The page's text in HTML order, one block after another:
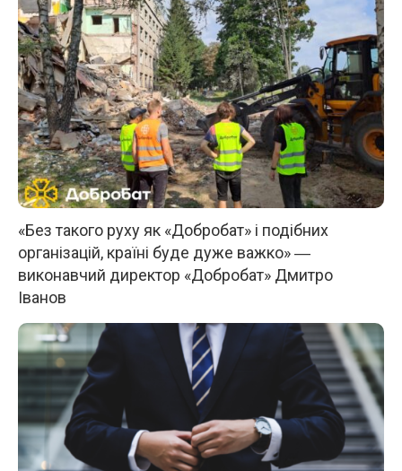
«Без такого руху як «Добробат» і подібних
організацій, країні буде дуже важко» ―
виконавчий директор «Добробат» Дмитро
Іванов